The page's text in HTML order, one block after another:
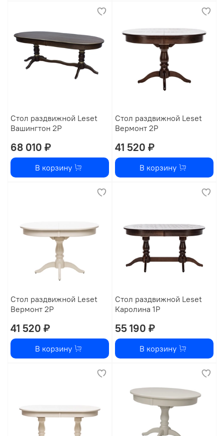
Стол раздвижной Leset
Вашингтон 2Р
68 010 ₽
В корзину
Стол раздвижной Leset
Вермонт 2Р
41 520 ₽
В корзину
Стол раздвижной Leset
Вермонт 2Р
41 520 ₽
В корзину
Стол раздвижной Leset
Каролина 1Р
55 190 ₽
В корзину